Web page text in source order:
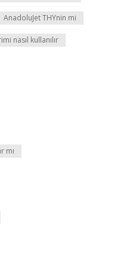
AnadoluJet THYnin mi
nasıl kullanılır
mı